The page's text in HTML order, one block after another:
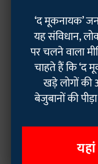
‘द मूकनायक’
यह संविधान,
पर चलने वाला
चाहते हैं कि ‘द
खड़े लोगों
बेजुबानों की